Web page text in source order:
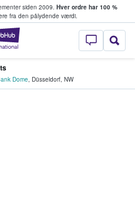
siden 2009. Hver ordre har 100 %
fra den pålydende værdi.
StubHub - Hvor
Dome, Düsseldorf, NW